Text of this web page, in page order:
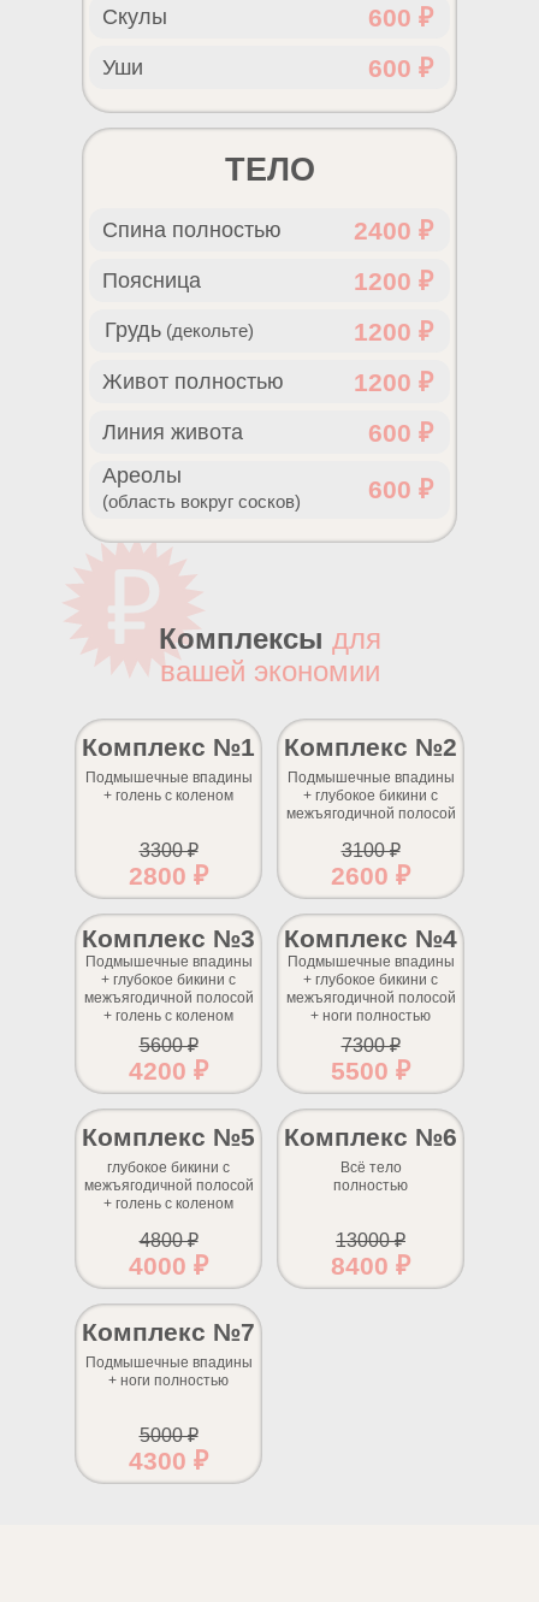
Скулы
600 ₽
600 ₽
Уши
1200 ₽
(декольте)
Грудь
1200 ₽
Поясница
1200 ₽
Живот полностью
600 ₽
Линия живота
600 ₽
(область вокруг сосков)
Ареолы
2400 ₽
Спина полностью
ТЕЛО
4300 ₽
5000 ₽
Подмышечные впадины
+ ноги полностью
Комплекс №7
8400 ₽
13000 ₽
Всё тело
полностью
Комплекс №6
4000 ₽
4800 ₽
глубокое бикини с
межъягодичной полосой
+ голень с коленом
Комплекс №5
5500 ₽
7300 ₽
Подмышечные впадины
+ глубокое бикини с
межъягодичной полосой
+ ноги полностью
Комплекс №4
4200 ₽
5600 ₽
Подмышечные впадины
+ глубокое бикини с
межъягодичной полосой
+ голень с коленом
Комплекс №3
Комплексы для
вашей экономии
2600 ₽
3100 ₽
Подмышечные впадины
+ глубокое бикини с
межъягодичной полосой
Комплекс №2
2800 ₽
3300 ₽
Подмышечные впадины
+ голень с коленом
Комплекс №1